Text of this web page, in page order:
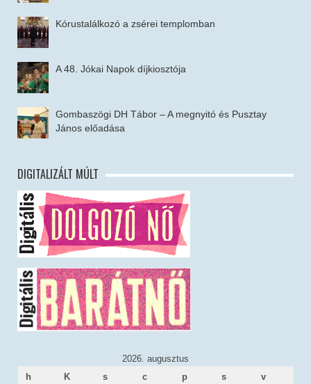
Kórustalálkozó a zsérei templomban
A 48. Jókai Napok díjkiosztója
Gombaszögi DH Tábor – A megnyitó és Pusztay
János előadása
DIGITALIZÁLT MÚLT
2026. augusztus
h
K s c p s v